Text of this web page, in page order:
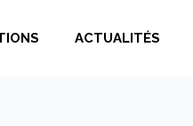
ACTUALITÉS